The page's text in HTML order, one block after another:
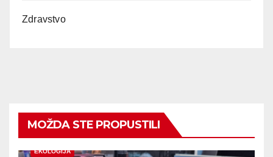
Zdravstvo
MOŽDA STE PROPUSTILI
EKOLOGIJA